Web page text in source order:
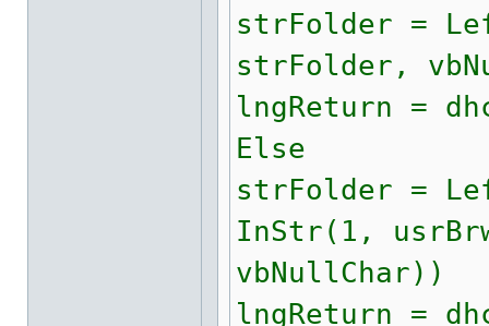
strFolder =
strFolder,
lngReturn =
Else
strFolder =
InStr(1,
vbNullChar))
lngReturn =